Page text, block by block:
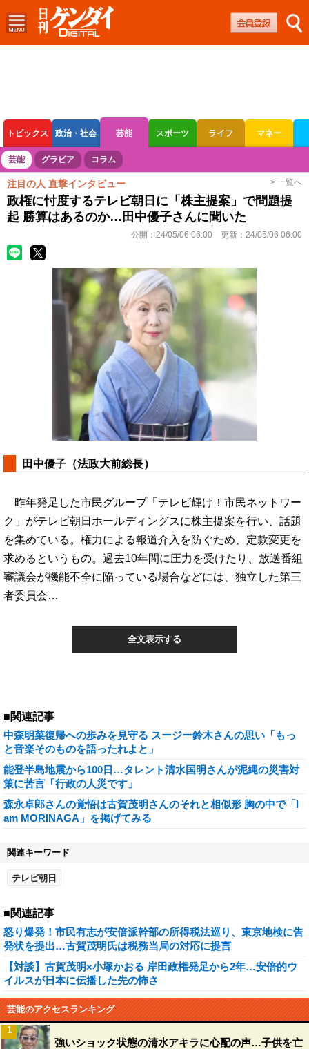
トピックス 政治・社会 芸能 スポーツ ライフ マネー
ボートレース 競輪 オートレース
芸能 グラビア コラム
注目の人 直撃インタビュー > 一覧へ
政権に忖度するテレビ朝日に「株主提案」で問題提
起 勝算はあるのか…田中優子さんに聞いた
公開： 24/05/06 06:00 更新： 24/05/06 06:00
田中優子（法政大前総長）
昨年発足した市民グループ「テレビ輝け！市民ネットワー
ク」がテレビ朝日ホールディングスに株主提案を行い、話題
を集めている。権力による報道介入を防ぐため、定款変更を
求めるというもの。過去10年間に圧力を受けたり、放送番組
審議会が機能不全に陥っている場合などには、独立した第三
者委員会…
全文表示する
■関連記事
中森明菜復帰への歩みを見守る スージー鈴木さんの思い「もっ
と音楽そのものを語ったれよと」
能登半島地震から100日…タレント清水国明さんが泥縄の災害対
策に苦言「行政の人災です」
森永卓郎さんの覚悟は古賀茂明さんのそれと相似形 胸の中で「I
am MORINAGA」を掲げてみる
関連キーワード
テレビ朝日
■関連記事
怒り爆発！市民有志が安倍派幹部の所得税法巡り、東京地検に告
発状を提出…古賀茂明氏は税務当局の対応に提言
【対談】古賀茂明×小塚かおる 岸田政権発足から2年…安倍的ウ
イルスが日本に伝播した先の怖さ
芸能のアクセスランキング
強いショック状態の清水アキラに心配の声…子供を亡
1